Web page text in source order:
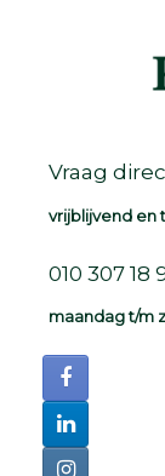
Vraag
vrijblijvend en
010 307 18
maandag t/m